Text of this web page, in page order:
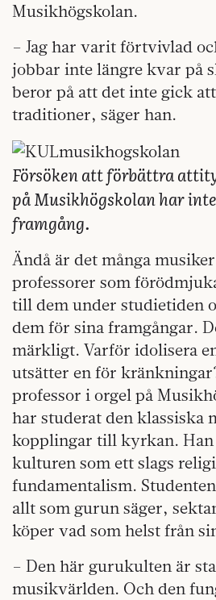
Musikhögskolan.
– Jag har varit förtvivlad
jobbar inte längre kvar på
beror på att det inte gick
traditioner, säger han.
Försöken att förbättra
på Musikhögskolan har
framgång.
Ändå är det många
professorer som
till dem under studietiden
dem för sina framgångar.
märkligt. Varför idolisera
utsätter en för
professor i orgel på
har studerat den klassiska
kopplingar till kyrkan.
kulturen som ett slags
fundamentalism.
allt som gurun säger,
köper vad som helst från
– Den här gurukulten är
musikvärlden. Och den